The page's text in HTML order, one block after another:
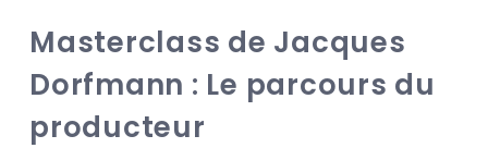
Masterclass de Jacques
Dorfmann : Le parcours du
producteur